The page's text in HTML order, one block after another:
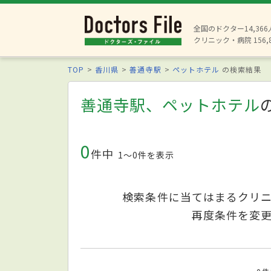
全国のドクター14,366
クリニック・病院
TOP 香川県 善通寺駅 ペットホテル の検索結果
善通寺駅、ペットホテル
0件中 1〜0件を表示
検索条件に当てはまるクリ
再度条件を変